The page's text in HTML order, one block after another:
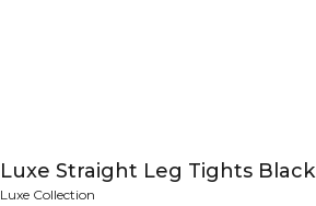
Luxe Straight Leg Tights Black
Luxe Collection